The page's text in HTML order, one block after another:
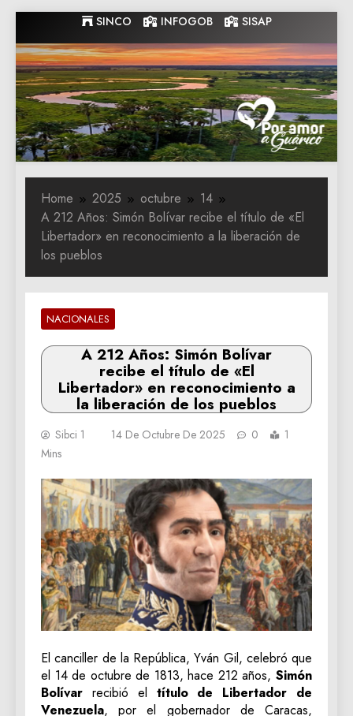
to
content
SINCO INFOGOB SISAP
Gobernacion
de Guarico
Gobernacion de Guarico
Home 2025 octubre
14
A 212 Años: Simón Bolívar recibe el título de «El
Libertador» en reconocimiento a la liberación de
los pueblos
NACIONALES
A 212 Años: Simón Bolívar
recibe el título de «El
Libertador» en reconocimiento a
la liberación de los pueblos
Sibci 1 14 De Octubre De 2025 0
1
Mins
El canciller de la República, Yván Gil, celebró que
el 14 de octubre de 1813, hace 212 años, Simón
Bolívar recibió el título de Libertador de
Venezuela, por el gobernador de Caracas,